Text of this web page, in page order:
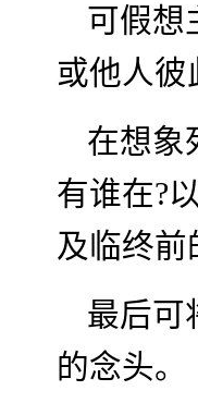
可假想
或他人彼
在想象
有谁在?
及临终前
最后可
的念头。